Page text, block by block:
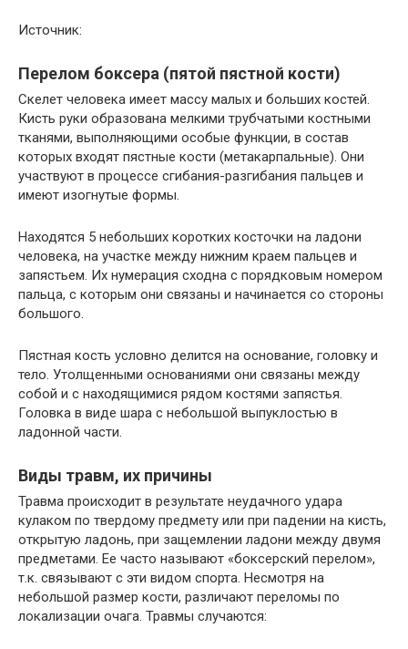
Источник:
Перелом боксера (пятой пястной кости)
Скелет человека имеет массу малых и больших костей.
Кисть руки образована мелкими трубчатыми костными
тканями, выполняющими особые функции, в состав
которых входят пястные кости (метакарпальные). Они
участвуют в процессе сгибания-разгибания пальцев и
имеют изогнутые формы.
Находятся 5 небольших коротких косточки на ладони
человека, на участке между нижним краем пальцев и
запястьем. Их нумерация сходна с порядковым номером
пальца, с которым они связаны и начинается со стороны
большого.
Пястная кость условно делится на основание, головку и
тело. Утолщенными основаниями они связаны между
собой и с находящимися рядом костями запястья.
Головка в виде шара с небольшой выпуклостью в
ладонной части.
Виды травм, их причины
Травма происходит в результате неудачного удара
кулаком по твердому предмету или при падении на кисть,
открытую ладонь, при защемлении ладони между двумя
предметами. Ее часто называют «боксерский перелом»,
т.к. связывают с эти видом спорта. Несмотря на
небольшой размер кости, различают переломы по
локализации очага. Травмы случаются: